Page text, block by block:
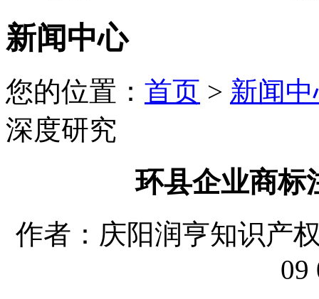
新闻中心
您的位置： 首页 > 新闻
深度研究
环县企业商标
作者：庆阳润亨知识产
09